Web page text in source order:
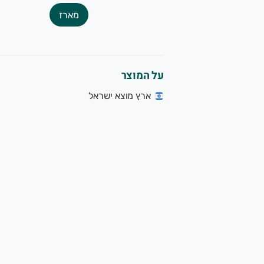
מארז
על המוצר
ארץ מוצא ישראל